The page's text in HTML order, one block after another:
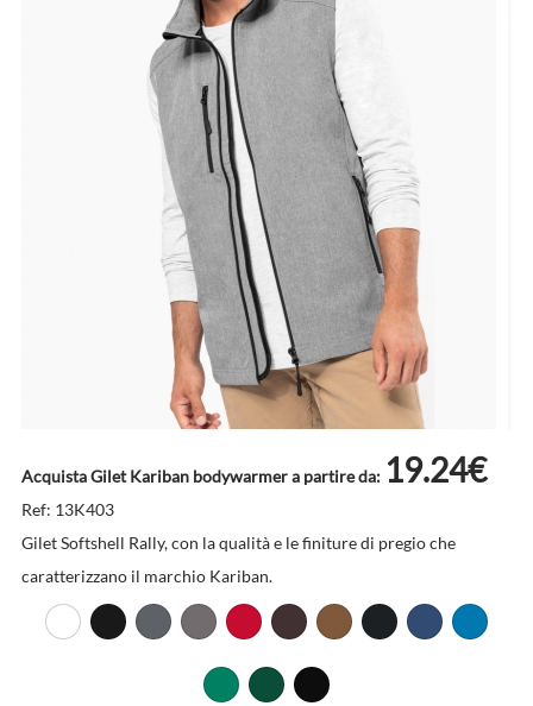
Acquista Gilet Kariban bodywarmer a partire da: 19.24€
Ref: 13K403
Gilet Softshell Rally, con la qualità e le finiture di pregio che
caratterizzano il marchio Kariban.